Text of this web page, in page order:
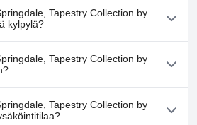
Tapestry Collection by
altaita, jotka kuuluvat yhteen tai
luokista: Ulkouima-allas.
Tapestry Collection by
kylpylä?
Tapestry Collection by Hilton ei
Tapestry Collection by
Tapestry Collection by Hilton ei salli
Tapestry Collection by